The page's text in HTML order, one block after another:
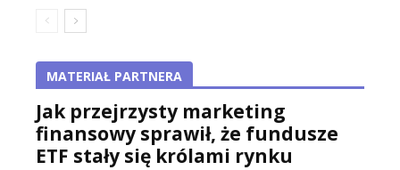
MATERIAŁ PARTNERA
Jak przejrzysty marketing
finansowy sprawił, że fundusze
ETF stały się królami rynku